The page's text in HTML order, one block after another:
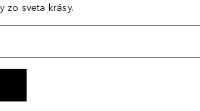
zo sveta krásy.